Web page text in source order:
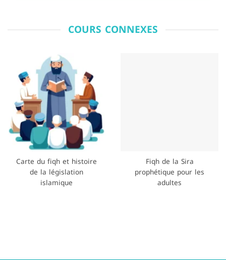
COURS CONNEXES
Carte du fiqh et histoire
de la législation
islamique
Fiqh de la Sira
prophétique pour les
adultes